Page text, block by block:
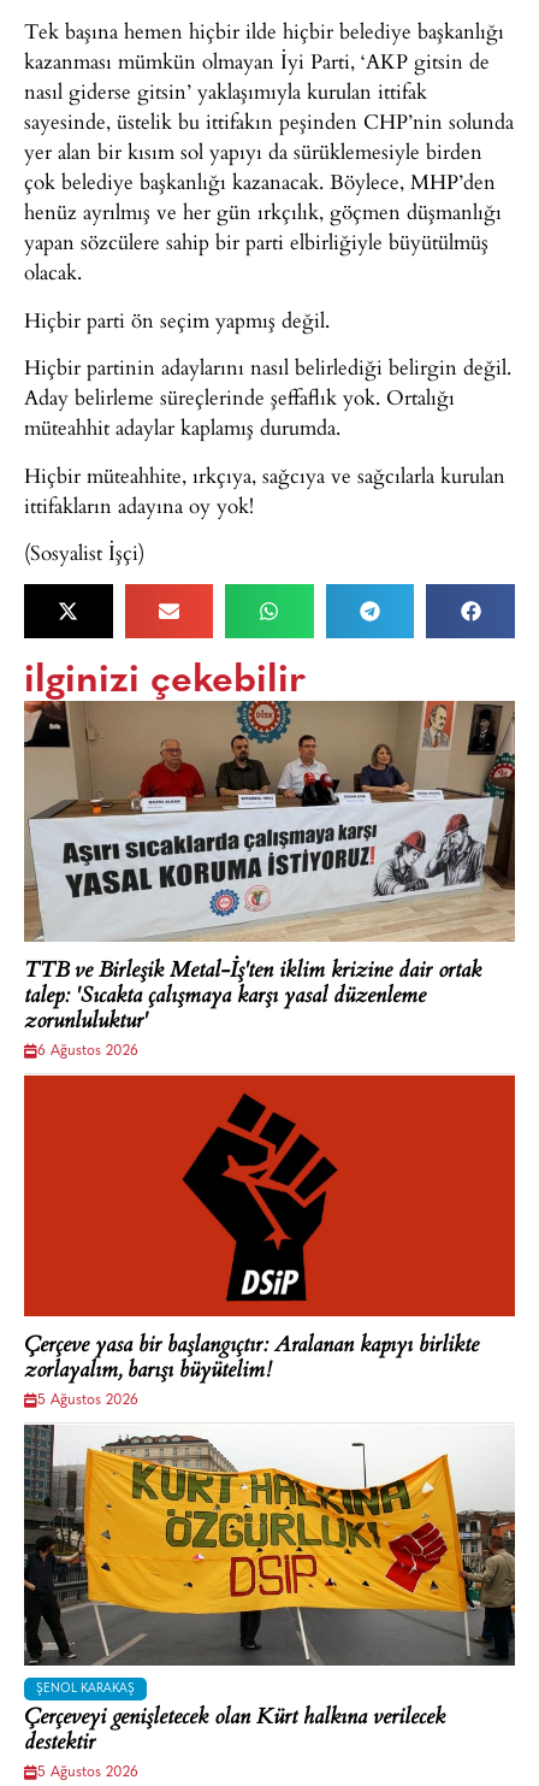
Tek başına hemen hiçbir ilde hiçbir belediye başkanlığı
kazanması mümkün olmayan İyi Parti, ‘AKP gitsin de
nasıl giderse gitsin’ yaklaşımıyla kurulan ittifak
sayesinde, üstelik bu ittifakın peşinden CHP’nin solunda
yer alan bir kısım sol yapıyı da sürüklemesiyle birden
çok belediye başkanlığı kazanacak. Böylece, MHP’den
henüz ayrılmış ve her gün ırkçılık, göçmen düşmanlığı
yapan sözcülere sahip bir parti elbirliğiyle büyütülmüş
olacak.
Hiçbir parti ön seçim yapmış değil.
Hiçbir partinin adaylarını nasıl belirlediği belirgin değil.
Aday belirleme süreçlerinde şeffaflık yok. Ortalığı
müteahhit adaylar kaplamış durumda.
Hiçbir müteahhite, ırkçıya, sağcıya ve sağcılarla kurulan
ittifakların adayına oy yok!
(Sosyalist İşçi)
ilginizi çekebilir
TTB ve Birleşik Metal-İş'ten iklim krizine dair ortak
talep: 'Sıcakta çalışmaya karşı yasal düzenleme
zorunluluktur'
6 Ağustos 2026
Çerçeve yasa bir başlangıçtır: Aralanan kapıyı birlikte
zorlayalım, barışı büyütelim!
5 Ağustos 2026
ŞENOL KARAKAŞ
Çerçeveyi genişletecek olan Kürt halkına verilecek
destektir
5 Ağustos 2026